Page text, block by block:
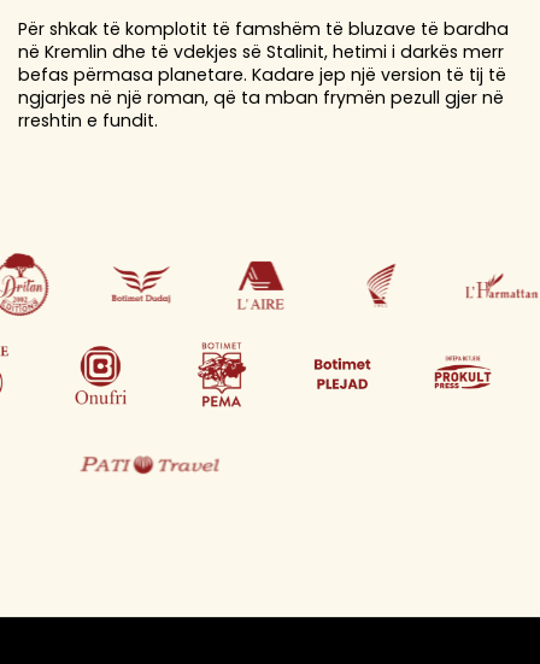
Për shkak të komplotit të famshëm të bluzave të bardha
në Kremlin dhe të vdekjes së Stalinit, hetimi i darkës merr
befas përmasa planetare. Kadare jep një version të tij të
ngjarjes në një roman, që ta mban frymën pezull gjer në
rreshtin e fundit.